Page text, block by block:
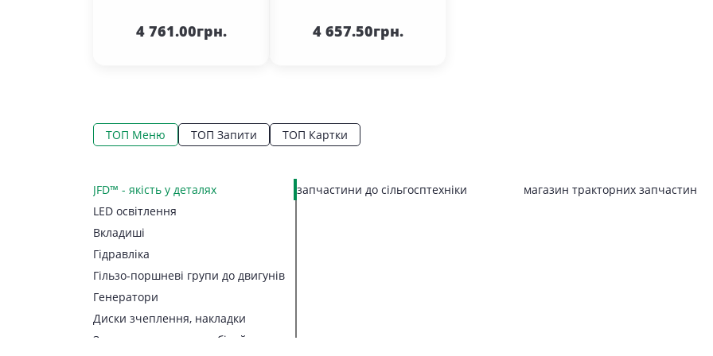
4 761.00грн.
До кошика 4 657.50грн.
До кошика
ТОП Меню ТОП Запити ТОП Картки
JFD™ - якість у деталях
LED освітлення
Вкладиші
Гідравліка
Гільзо-поршневі групи до двигунів
Генератори
Диски зчеплення, накладки
Запчастини до автомобілей
запчастини до сільгосптехніки магазин тракторних запчастин